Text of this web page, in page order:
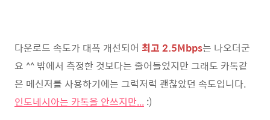
다운로드 속도가 대폭 개선되어 최고 2.5Mbps는 나오더군
요 ^^ 밖에서 측정한 것보다는 줄어들었지만 그래도 카톡같
은 메신저를 사용하기에는 그럭저럭 괜찮았던 속도입니다.
인도네시아는 카톡을 안쓰지만... :)